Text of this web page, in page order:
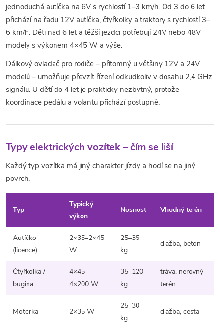
jednoduchá autíčka na 6V s rychlostí 1–3 km/h. Od 3 do 6 let
přichází na řadu 12V autíčka, čtyřkolky a traktory s rychlostí 3–
6 km/h. Děti nad 6 let a těžší jezdci potřebují 24V nebo 48V
modely s výkonem 4×45 W a výše.
Dálkový ovladač pro rodiče – přítomný u většiny 12V a 24V
modelů – umožňuje převzít řízení odkudkoliv v dosahu 2,4 GHz
signálu. U dětí do 4 let je prakticky nezbytný, protože
koordinace pedálu a volantu přichází postupně.
Typy elektrických vozítek – čím se liší
Každý typ vozítka má jiný charakter jízdy a hodí se na jiný
povrch.
Typ
Typický
výkon
Nosnost Vhodný terén
Autíčko
(licence)
2×35–2×45
W
25–35
kg
dlažba, beton
Čtyřkolka /
bugina
4×45–
4×200 W
35–120
kg
tráva, nerovný
terén
Motorka 2×35 W
25–30
kg
dlažba, cesta